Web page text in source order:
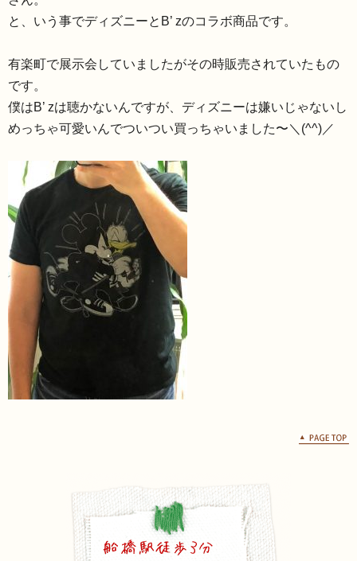
と、いう事でディズニーとB’ zのコラボ商品です。
有楽町で展示会していましたがその時販売されていたもの
です。
僕はB’ zは聴かないんですが、 ディズニーは嫌いじゃないし
めっちゃ可愛いんでついつい買っちゃいました〜＼(^^)／